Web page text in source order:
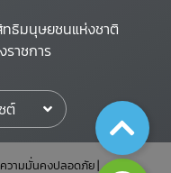
ธิมนุษยชนแห่งชาติ
าชการ
ต์
วามมั่นคงปลอดภัย